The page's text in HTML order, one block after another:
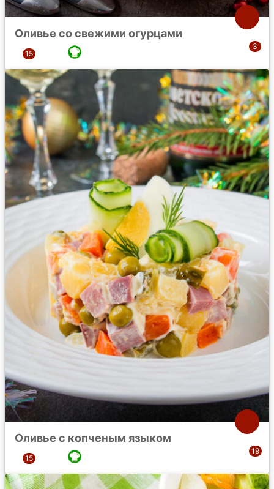
Оливье со свежими огурцами
Оливье с копченым языком